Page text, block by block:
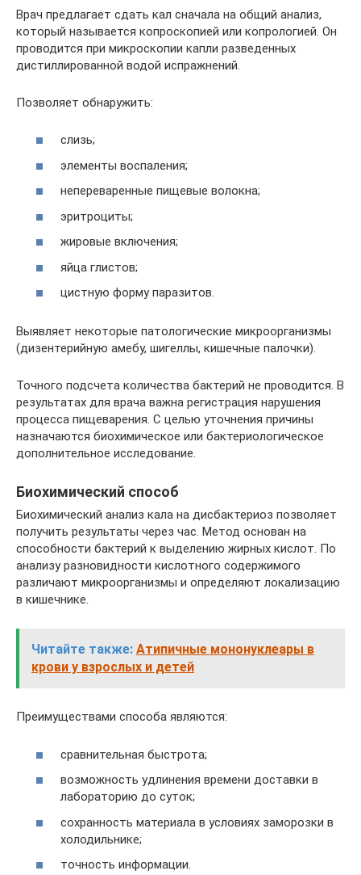
Врач предлагает сдать кал сначала на общий анализ,
который называется копроскопией или копрологией. Он
проводится при микроскопии капли разведенных
дистиллированной водой испражнений.
Позволяет обнаружить:
слизь;
элементы воспаления;
непереваренные пищевые волокна;
эритроциты;
жировые включения;
яйца глистов;
цистную форму паразитов.
Выявляет некоторые патологические микроорганизмы
(дизентерийную амебу, шигеллы, кишечные палочки).
Точного подсчета количества бактерий не проводится. В
результатах для врача важна регистрация нарушения
процесса пищеварения. С целью уточнения причины
назначаются биохимическое или бактериологическое
дополнительное исследование.
Биохимический способ
Биохимический анализ кала на дисбактериоз позволяет
получить результаты через час. Метод основан на
способности бактерий к выделению жирных кислот. По
анализу разновидности кислотного содержимого
различают микроорганизмы и определяют локализацию
в кишечнике.
Читайте также: Атипичные мононуклеары в
крови у взрослых и детей
Преимуществами способа являются:
сравнительная быстрота;
возможность удлинения времени доставки в
лабораторию до суток;
сохранность материала в условиях заморозки в
холодильнике;
точность информации.